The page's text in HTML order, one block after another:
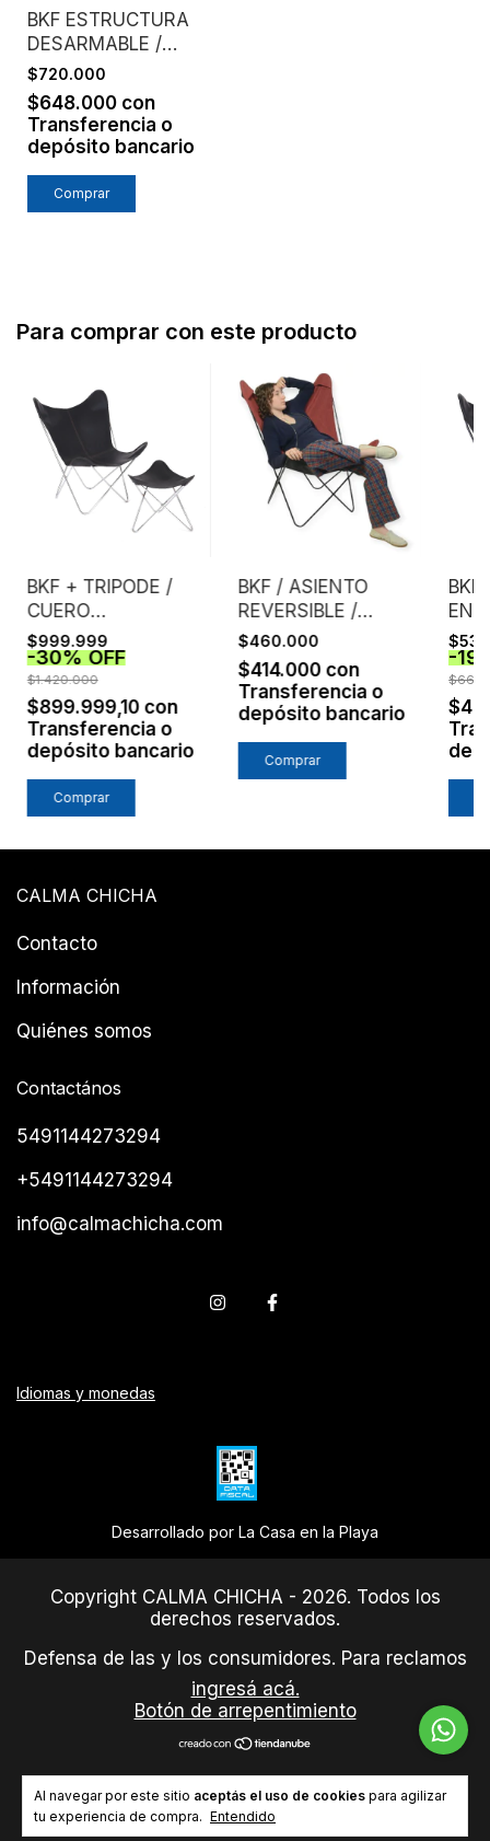
Al navegar por este sitio aceptás el uso de cookies para agilizar
tu experiencia de compra. Entendido
BKF ESTRUCTURA
DESARMABLE /
ASIENTO CUERO
ENGRASADO /
TOSTADO
$720.000
$648.000 con
Transferencia o
depósito bancario
Para comprar con este producto
BKF + TRIPODE /
CUERO
ENGRASADO /
ESTRUCTURA
CROMO
$999.999
-30%OFF
$1.420.000
$899.999,10 con
Transferencia o
depósito bancario
Comprar
BKF / ASIENTO
REVERSIBLE /
NEGRO +
LADRILLO
$460.000
$414.000 con
Transferencia o
depósito bancario
Comprar
BKF
-19
CALMA CHICHA
Contacto
Información
Quiénes somos
Contactános
5491144273294
+5491144273294
info@calmachicha.com
Idiomas y monedas
Desarrollado por La Casa en la Playa
Copyright CALMA CHICHA - 2026. Todos los
derechos reservados.
Defensa de las y los consumidores. Para reclamos
ingresá acá.
Botón de arrepentimiento